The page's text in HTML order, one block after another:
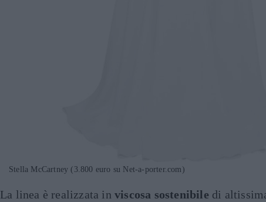
Stella McCartney (3.800 euro su Net-a-porter.com)
La linea è realizzata in viscosa sostenibile di